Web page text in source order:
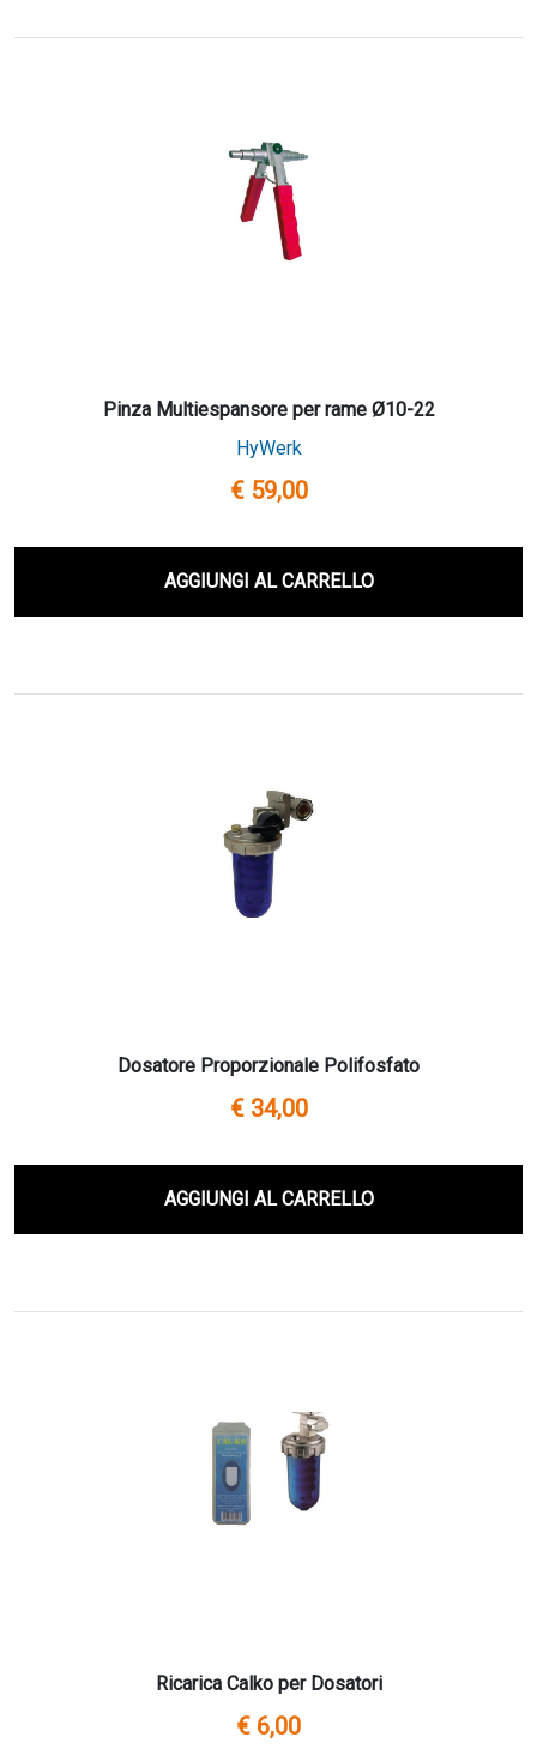
Pinza Multiespansore per rame Ø10-22
HyWerk
€ 59,00
AGGIUNGI AL CARRELLO
Dosatore Proporzionale Polifosfato
€ 34,00
AGGIUNGI AL CARRELLO
Ricarica Calko per Dosatori
€ 6,00